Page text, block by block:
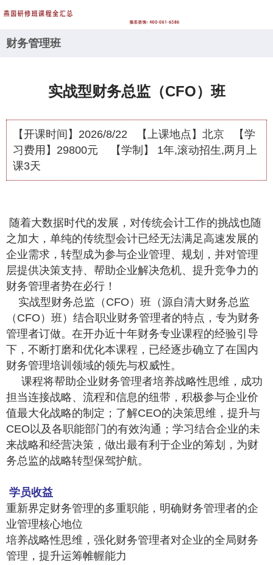
财务管理班
实战型财务总监（CFO）班
【开课时间】 2026/8/22 【上课地点】 北京
【学
习费用】 29800元 【学制】
1年,滚动招生,两月上
课3天
随着大数据时代的发展，对传统会计工作的挑战也随
之加大，单纯的传统型会计已经无法满足高速发展的
企业需求，转型成为参与企业管理、规划，并对管理
层提供决策支持、帮助企业解决危机、提升竞争力的
财务管理者势在必行！
实战型财务总监（CFO）班（源自清大财务总监
（CFO）班）结合职业财务管理者的特点，专为财务
管理者订做。在开办近十年财务专业课程的经验引导
下，不断打磨和优化本课程，已经逐步确立了在国内
财务管理培训领域的领先与权威性。
课程将帮助企业财务管理者培养战略性思维，成功
担当连接战略、流程和信息的纽带，积极参与企业价
值最大化战略的制定；了解CEO的决策思维，提升与
CEO以及各职能部门的有效沟通；学习结合企业的未
来战略和经营决策，做出最有利于企业的筹划，为财
务总监的战略转型保驾护航。
学员收益
重新界定财务管理的多重职能，明确财务管理者的企
业管理核心地位
培养战略性思维，强化财务管理者对企业的全局财务
管理，提升运筹帷幄能力